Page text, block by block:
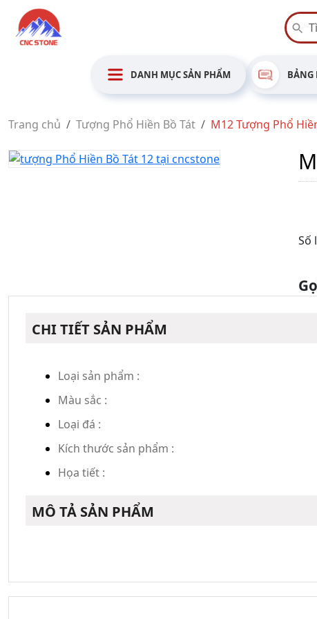
DANH MỤC SẢN PHẨM BẢNG
Trang chủ Tượng Phổ Hiền Bồ Tát M12 Tượng Phổ
Số
CHI TIẾT SẢN PHẨM
Loại sản phẩm :
Màu sắc :
Loại đá :
Kích thước sản phẩm :
Họa tiết :
MÔ TẢ SẢN PHẨM